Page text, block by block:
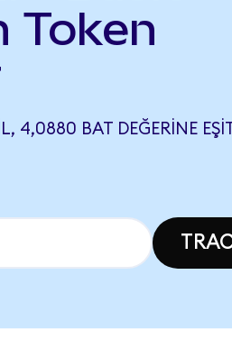
4,0880 BAT DEĞERINE